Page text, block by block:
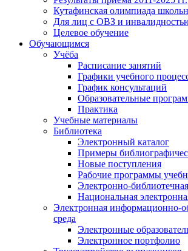
Кутафинская олимпиада
Для лиц с ОВЗ и
Целевое обучение
Обучающимся
Учёба
Расписание занятий
Графики учебного
График консультаций
Образовательные
Практика
Учебные материалы
Библиотека
Электронный каталог
Примеры
Новые поступления
Рабочие программы
Электронно-
Национальная
Электронная информационно-
среда
Электронные
Электронное портфолио